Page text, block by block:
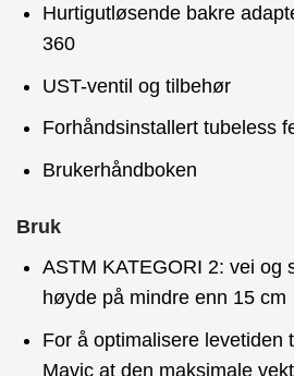
Hurtigutløsende bakre
360
UST-ventil og tilbehør
Forhåndsinstallert tubeless
Brukerhåndboken
Bruk
ASTM KATEGORI 2: vei og
høyde på mindre enn 15 cm
For å optimalisere levetiden
Mavic at den maksimale